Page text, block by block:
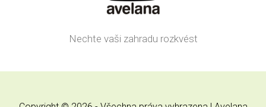
Nechte vaši zahradu rozkvést